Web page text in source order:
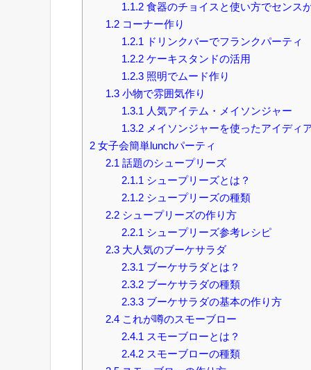
1.1.2食器のチョイスと使い方でセンス
1.2コーナー作り
1.2.1 ドリンクバーでフランクパーティ
1.2.2ケーキスタンドの活用
1.2.3照明でムード作り
1.3小物で雰囲気作り
1.3.1 人気アイテム・メイソンジャー
1.3.2メイソンジャーを使ったアイディ
2 女子会簡単lunchパーティ
2.1 話題のシュープリーズ
2.1.1 シュープリーズとは？
2.1.2シュープリーズの種類
2.2シュープリーズの作り方
2.2.1 シュープリーズ参考レシピ
2.3大人気のブーケサラダ
2.3.1 ブーケサラダとは？
2.3.2ブーケサラダの種類
2.3.3ブーケサラダの基本の作り方
2.4これが噂のスモーブロー
2.4.1 スモーブローとは？
2.4.2スモーブローの種類